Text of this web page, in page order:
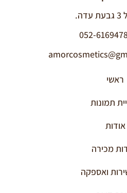
ראשי
תמונות
אודות
מכירה
ואספקה